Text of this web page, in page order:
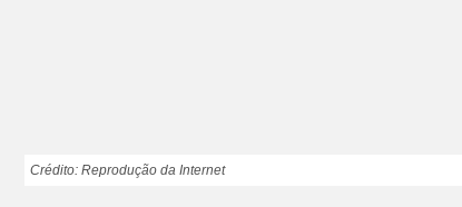
Crédito: Reprodução da Internet